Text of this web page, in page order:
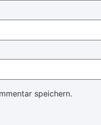
speichern.